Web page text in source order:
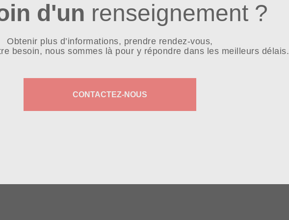
d'un renseignement ?
Obtenir plus d’informations, prendre rendez-vous,
besoin, nous sommes là pour y répondre dans les meilleurs délais.
CONTACTEZ-NOUS